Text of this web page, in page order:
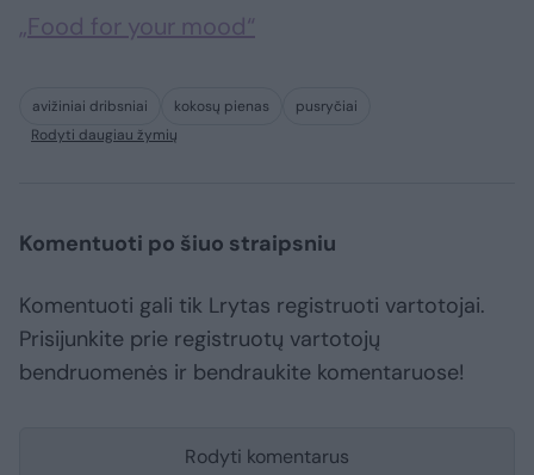
„Food for your mood“
avižiniai dribsniai kokosų pienas
pusryčiai
Rodyti daugiau žymių
Komentuoti po šiuo straipsniu
Komentuoti gali tik Lrytas registruoti vartotojai.
Prisijunkite prie registruotų vartotojų
bendruomenės ir bendraukite komentaruose!
Rodyti komentarus